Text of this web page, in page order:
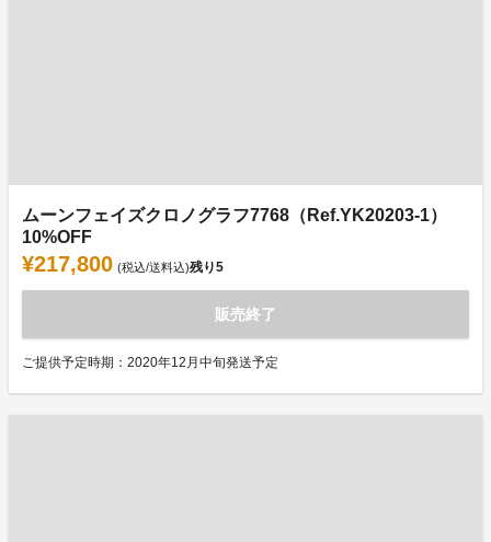
ムーンフェイズクロノグラフ7768（Ref.YK20203-1）
10%OFF
¥217,800 (税込/送料込)残り5
販売終了
ご提供予定時期：2020年12月中旬発送予定